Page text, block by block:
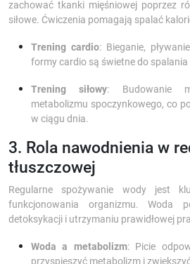
zachować tkanki mięśniowej poprzez
siłowe. Ćwiczenia pomagają spalać
Trening cardio: Bieganie,
formy cardio są świetne do spalania
Trening siłowy: Budowanie
metabolizmu spoczynkowego, co
w ciągu dnia.
3. Rola nawodnienia w
tłuszczowej
Regularne spożywanie wody jest
funkcjonowania organizmu. Woda
detoksykacji i utrzymaniu prawidłowej
Woda a metabolizm: Picie
przyspieszyć metabolizm i